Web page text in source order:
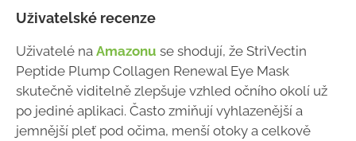
Uživatelské recenze
Uživatelé na Amazonu se shodují, že StriVectin
Peptide Plump Collagen Renewal Eye Mask
skutečně viditelně zlepšuje vzhled očního okolí už
po jediné aplikaci. Často zmiňují vyhlazenější a
jemnější pleť pod očima, menší otoky a celkově